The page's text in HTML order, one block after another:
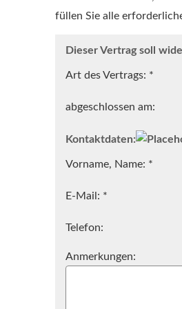
füllen Sie alle
Dieser Vertrag soll
Art des Vertrags: *
abgeschlossen am:
Kontaktdaten:
Vorname, Name: *
E-Mail: *
Telefon:
Anmerkungen: